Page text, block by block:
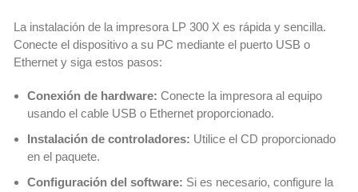
La instalación de la impresora LP 300 X es rápida y sencilla.
Conecte el dispositivo a su PC mediante el puerto USB o
Ethernet y siga estos pasos:
Conexión de hardware: Conecte la impresora al equipo
usando el cable USB o Ethernet proporcionado.
Instalación de controladores: Utilice el CD proporcionado
en el paquete.
Configuración del software: Si es necesario, configure la